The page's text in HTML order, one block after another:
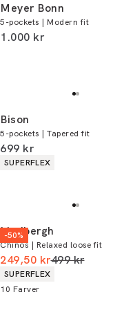
Meyer Bonn
5-pockets | Modern fit
I alt (inkl. rabat)
1.000 kr
Bison
5-pockets | Tapered fit
I alt (inkl. rabat)
699 kr
Produkt egenskaber
SUPERFLEX
-50%
Lindbergh
Chinos | Relaxed loose fit
249,50 krI alt (uden
499 kr
Produkt egenskaber
SUPERFLEX
10 Farver